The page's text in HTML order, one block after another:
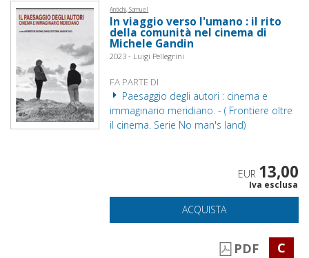
Antichi, Samuel
In viaggio verso l'umano : il rito
della comunità nel cinema di
Michele Gandin
2023 - Luigi Pellegrini
FA PARTE DI
Paesaggio degli autori : cinema e
immaginario meridiano. - ( Frontiere oltre
il cinema. Serie No man's land)
EUR 13,00
Iva esclusa
ACQUISTA
PDF C